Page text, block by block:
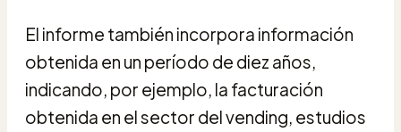
El informe también incorpora información
obtenida en un período de diez años,
indicando, por ejemplo, la facturación
obtenida en el sector del vending, estudios